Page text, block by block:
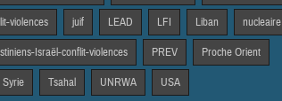
violences juif LEAD LFI Liban nucleaire
Israël-conflit-violences PREV Proche Orient
Syrie Tsahal UNRWA USA